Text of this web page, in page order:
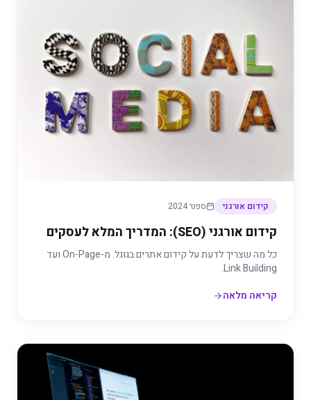
קידום אורגני ספט׳ 2024
קידום אורגני (SEO): המדריך המלא לעסקים
כל מה שצריך לדעת על קידום אתרים בגוגל. מ-On-Page ועד
Link Building.
קריאה מלאה